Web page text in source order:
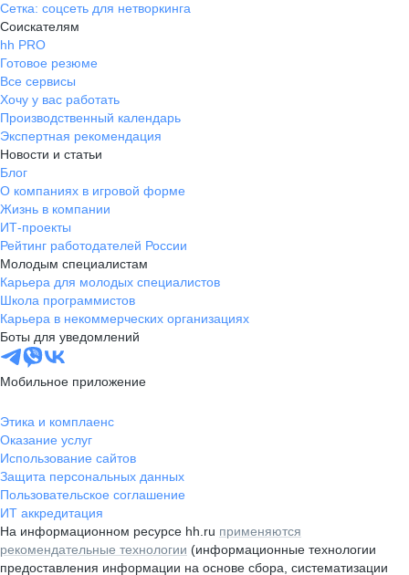
Сетка: соцсеть для нетворкинга
Соискателям
hh PRO
Готовое резюме
Все сервисы
Хочу у вас работать
Производственный календарь
Экспертная рекомендация
Новости и статьи
Блог
О компаниях в игровой форме
Жизнь в компании
ИТ-проекты
Рейтинг работодателей России
Молодым специалистам
Карьера для молодых специалистов
Школа программистов
Карьера в некоммерческих организациях
Боты для уведомлений
Мобильное приложение
Этика и комплаенс
Оказание услуг
Использование сайтов
Защита персональных данных
Пользовательское соглашение
ИТ аккредитация
На информационном ресурсе hh.ru применяются
рекомендательные технологии (информационные технологии
предоставления информации на основе сбора, систематизации